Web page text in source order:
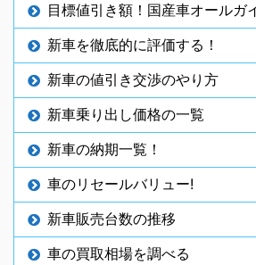
目標値引き額！国産車オールガ
新車を徹底的に評価する！
新車の値引き交渉のやり方
新車乗り出し価格の一覧
新車の納期一覧！
車のリセールバリュー!
新車販売台数の推移
車の買取相場を調べる